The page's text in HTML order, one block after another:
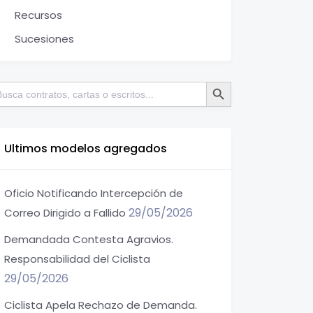
Recursos
Sucesiones
Botón de búsqueda
Ultimos modelos agregados
Oficio Notificando Intercepción de
Correo Dirigido a Fallido 29/05/2026
Demandada Contesta Agravios.
Responsabilidad del Ciclista
29/05/2026
Ciclista Apela Rechazo de Demanda.